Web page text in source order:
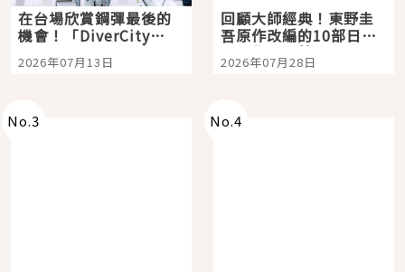
在台場欣賞鋼彈最後的
機會！「DiverCity
Tokyo Plaza」搭船、
購物、美食及夜景，一
2026年07月13日
回顧大師經典！東野圭
吾原作改編的10部日本
影視作品推薦
2026年07月28日
No.3 No.4